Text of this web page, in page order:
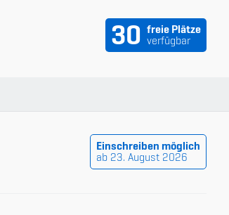
30 freie Plätze
verfügbar
Einschreiben möglich
ab 23. August 2026